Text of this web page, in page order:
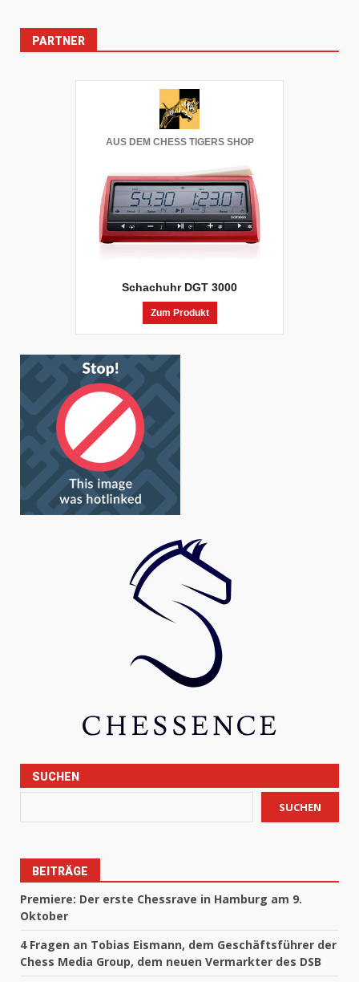
PARTNER
AUS DEM CHESS TIGERS SHOP
Schachuhr DGT 3000
Zum Produkt
SUCHEN
SUCHEN
BEITRÄGE
Premiere: Der erste Chessrave in Hamburg am 9.
Oktober
4 Fragen an Tobias Eismann, dem Geschäftsführer der
Chess Media Group, dem neuen Vermarkter des DSB